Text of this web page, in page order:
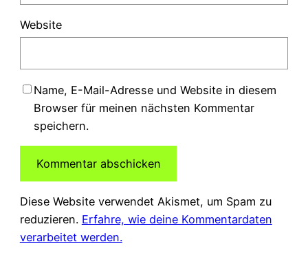
Website
Name, E-Mail-Adresse und Website in diesem
Browser für meinen nächsten Kommentar
speichern.
Diese Website verwendet Akismet, um Spam zu
reduzieren. Erfahre, wie deine Kommentardaten
verarbeitet werden.